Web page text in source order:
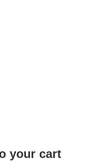
your cart